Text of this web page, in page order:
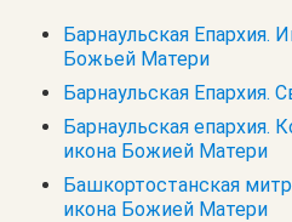
Барнаульская Епархия.
Божьей Матери
Барнаульская Епархия.
Барнаульская епархия.
икона Божией Матери
Башкортостанская
икона Божией Матери